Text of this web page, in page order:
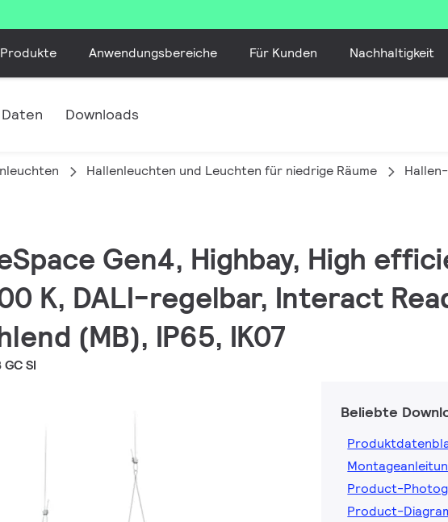
Produkte Anwendungsbereiche Für Kunden Nachhaltigkeit
Downloads
Hallenleuchten und Leuchten für niedrige Räume
Gen4, Highbay, High
K, DALI-regelbar, Interact
(MB), IP65, IK07
SI
Beliebte
Product-
Product-